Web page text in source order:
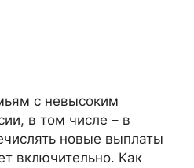
с невысоким
в том числе – в
новые выплаты
включительно. Как